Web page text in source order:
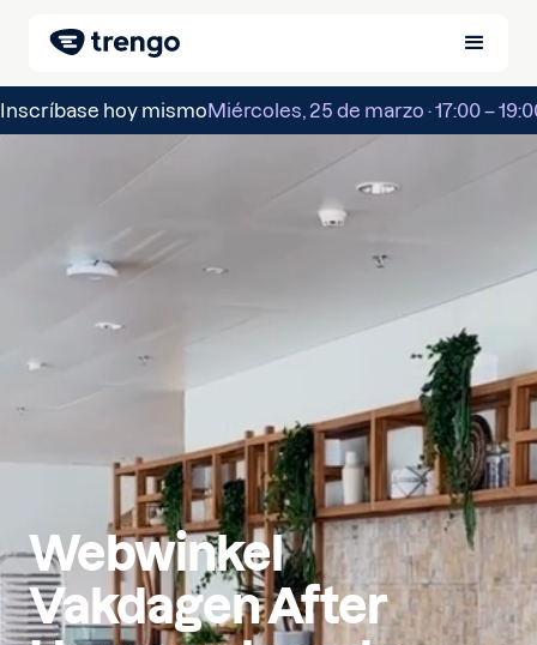
Inscríbase hoy mismoMiércoles, 25 de marzo · 17:00 –
Webwinkel
Vakdagen After